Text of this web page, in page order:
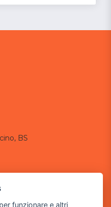
BS
funzionare e altri